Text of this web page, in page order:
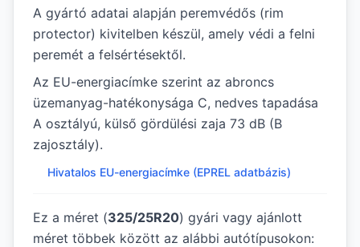
A gyártó adatai alapján peremvédős (rim
protector) kivitelben készül, amely védi a felni
peremét a felsértésektől.
Az EU-energiacímke szerint az abroncs
üzemanyag-hatékonysága C, nedves tapadása
A osztályú, külső gördülési zaja 73 dB (B
zajosztály).
Hivatalos EU-energiacímke (EPREL adatbázis)
Ez a méret (325/25R20) gyári vagy ajánlott
méret többek között az alábbi autótípusokon: